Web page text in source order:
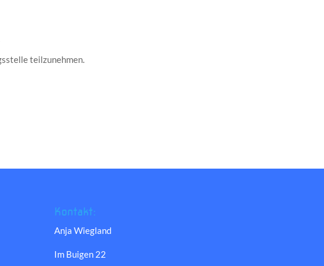
teilzunehmen.
Kontakt:
Anja Wiegland
Im Buigen 22